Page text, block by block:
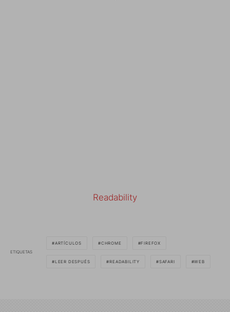
Readability
ETIQUETAS
ARTÍCULOS CHROME FIREFOX
LEER DESPUÉS READABILITY SAFARI WEB